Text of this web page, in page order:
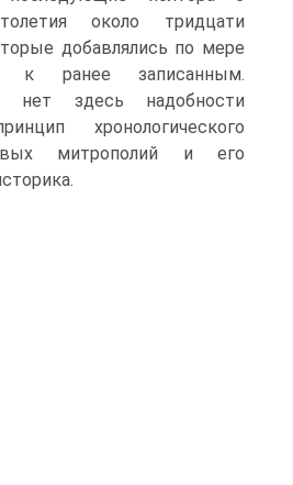
около тридцати
добавлялись по мере
к ранее записанным.
нет здесь надобности
хронологического
митрополий и его